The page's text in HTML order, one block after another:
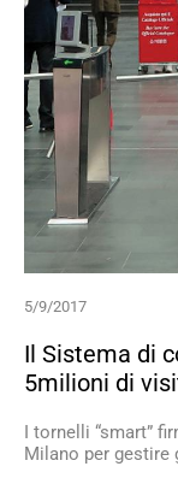
5/9/2017
Il Sistema di
5milioni di
I tornelli “smart”
Milano per gestire